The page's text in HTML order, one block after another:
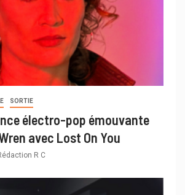
SORTIE
électro-pop émouvante
avec Lost On You
R C